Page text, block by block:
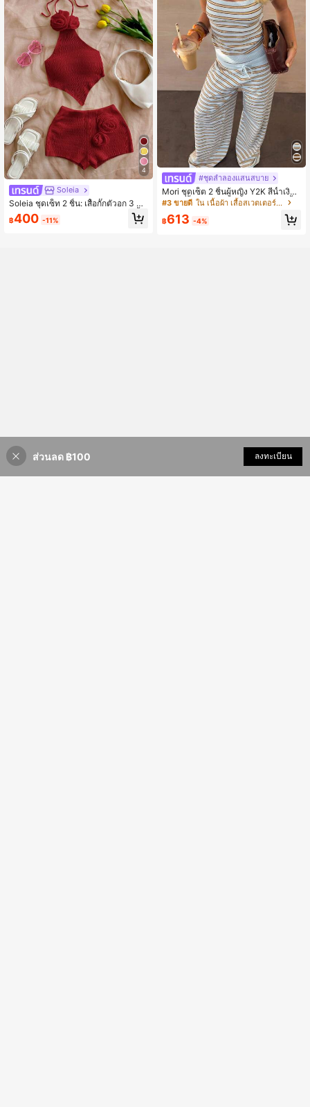
4
Soleia
Soleia ชุดเซ็ท 2 ชิ้น: เสื้อกั๊กตัวอก 3 มิติ
ลายดอกไม้ทำด้วยมือและกางเกงขาสั้น
ยอดนิยม สำหรับการพักผ่อน
฿400 -11%
#ชุดลำลองแสนสบาย
Mori ชุดเซ็ต 2 ชิ้นผู้หญิง Y2K สีน้ำเงินเ
หลือง เสื้อสเวตเตอร์ลายทางวินเทจ เสื้อ
เข้าชุด สไตล์โบโฮ สำหรับใส่ออกไปข้า
#3 ขายดี ใน เนื้อผ้า เสื้อสเวตเตอร์ผู้หญิง
฿613 -4%
เพิ่มเข้ารถเข็น
ส่วนลด ฿100 ลงทะเบียน